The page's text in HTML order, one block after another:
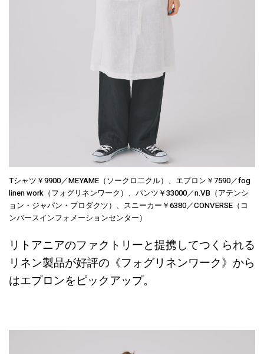
Tシャツ￥9900／MEYAME（ソークロ二クル）、エプロン￥7590／fog
linen work（フォグリネンワーク）、パンツ￥33000／n.VB（アテンシ
ョン・ジャパン・プロダクツ）、スニーカー￥6380／CONVERSE（コ
ンバースインフォメーションセンター）
リトアニアのファクトリーと提携してつくられる
リネン製品が好評の《フォグリネンワーク》から
はエプロンをピックアップ。